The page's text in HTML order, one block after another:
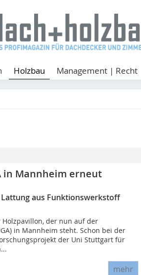
Holzbau Management | Recht
in Mannheim erneut
aus Funktionswerkstoff
Holzpavillon, der nun auf der
in Mannheim steht. Schon bei der
der Uni Stuttgart für
mehr